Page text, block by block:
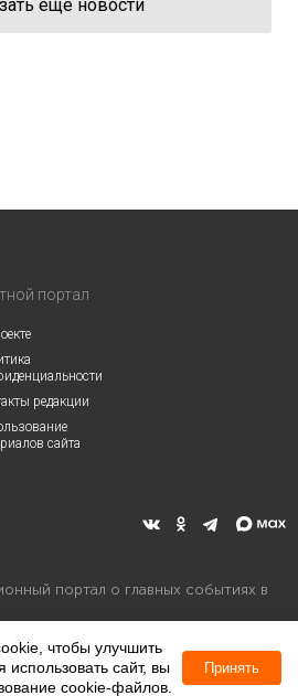
еще новости
портал
редакции
сайта
портал о главных событиях в
чтобы улучшить
сайт, вы
cookie-файлов.
Принять